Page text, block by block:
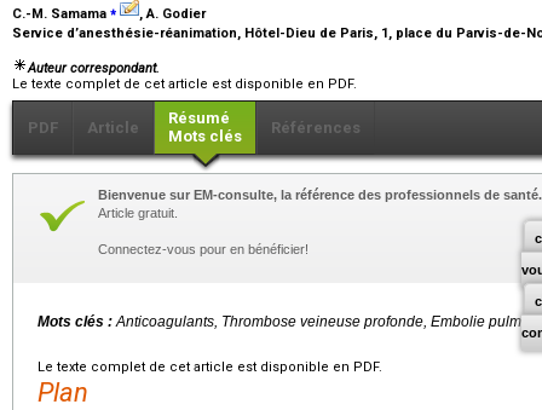
C.-M. Samama ⁎
, A. Godier
Service d’anesthésie-réanimation, Hôtel-Dieu de Paris, 1, place du Parvis-de-
Auteur correspondant.
Le texte complet de cet article est disponible en PDF.
PDF Article
Résumé
Mots clés
Références
Bienvenue sur EM-consulte, la référence des professionnels de santé.
Article gratuit.
Connectez-vous pour en bénéficier!
Mots clés :Anticoagulants, Thrombose veineuse profonde, Embolie
Le texte complet de cet article est disponible en PDF.
Plan